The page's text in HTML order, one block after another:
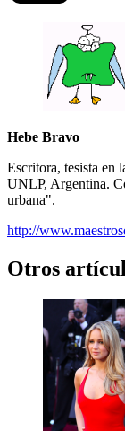
Hebe Bravo
Escritora, tesista en
UNLP, Argentina.
urbana".
http://
Otros